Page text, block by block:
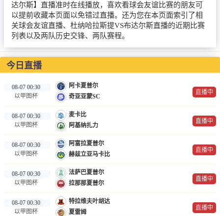
英超录像
英超资讯
体育词条
达尔斯】直播准时在线播放，喜欢看球会友谊比赛的朋友可
以提前收藏本页面以免错过直播。还为您在本页面索引了相
关球会友谊直播、杜纳哈拉斯提VS布达尔斯直播的近期比赛
列表以及两队历史交锋、两队赛程。
今日直播
08-07 00:30
以甲图杯
阿卡夏普尔
奇亚亚蒙SC
直播中
08-07 00:30
以甲图杯
麦卡比
阿基纳扎力
直播中
08-07 00:30
以甲图杯
阿富拉夏普尔
赫兹立亚马卡比
直播中
08-07 00:30
以甲图杯
法萨巴夏普尔
拉那那夏普尔
直播中
08-07 00:30
以甲图杯
特拉维夫叶胡达
夏雷姆
直播中